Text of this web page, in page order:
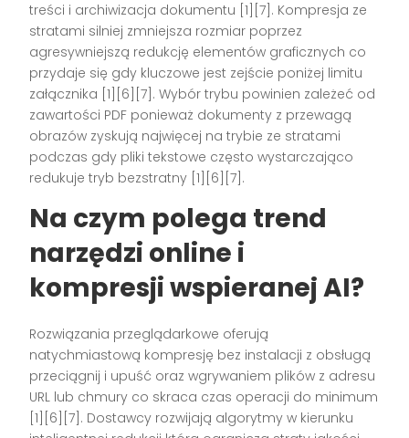
treści i archiwizacja dokumentu [1][7]. Kompresja ze
stratami silniej zmniejsza rozmiar poprzez
agresywniejszą redukcję elementów graficznych co
przydaje się gdy kluczowe jest zejście poniżej limitu
załącznika [1][6][7]. Wybór trybu powinien zależeć od
zawartości PDF ponieważ dokumenty z przewagą
obrazów zyskują najwięcej na trybie ze stratami
podczas gdy pliki tekstowe często wystarczająco
redukuje tryb bezstratny [1][6][7].
Na czym polega trend
narzędzi online i
kompresji wspieranej AI?
Rozwiązania przeglądarkowe oferują
natychmiastową kompresję bez instalacji z obsługą
przeciągnij i upuść oraz wgrywaniem plików z adresu
URL lub chmury co skraca czas operacji do minimum
[1][6][7]. Dostawcy rozwijają algorytmy w kierunku